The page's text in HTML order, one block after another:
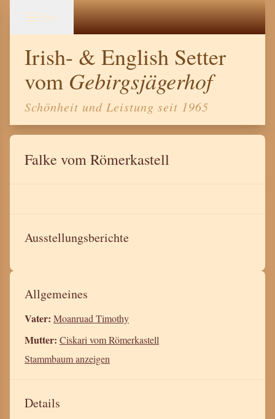
Menü
Irish- & English Setter
vom Gebirgsjägerhof
Schönheit und Leistung seit 1965
Falke vom Römerkastell
Ausstellungsberichte
Allgemeines
Vater: Moanruad Timothy
Mutter: Ciskari vom Römerkastell
Stammbaum anzeigen
Details